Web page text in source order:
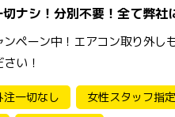
ナシ！分別不要！全て弊社
ンペーン中！エアコン取り外
い！
注一切なし
女性スタッフ指